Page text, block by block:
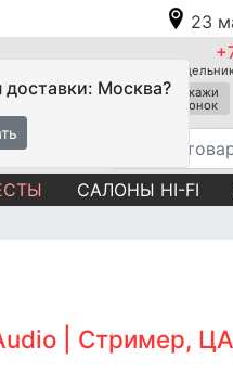
23
Москва?
Закажи
звонок
САЛОНЫ HI-FI
| Стример,